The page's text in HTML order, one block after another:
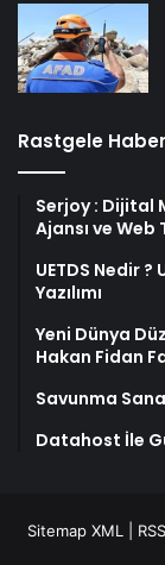
Rastgele
Serjoy : Dijital
Ajansı ve Web
UETDS Nedir ?
Yazılımı
Yeni Dünya
Hakan Fidan
Savunma
Datahost İle
Sitemap XML